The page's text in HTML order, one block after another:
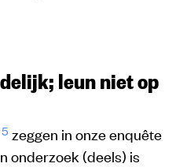
leun niet op
5 zeggen in onze enquête
onderzoek (deels) is